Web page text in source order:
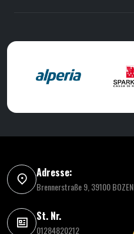
Adresse:
Brennerstraße 9, 39100 BOZEN
St. Nr.
01284820212